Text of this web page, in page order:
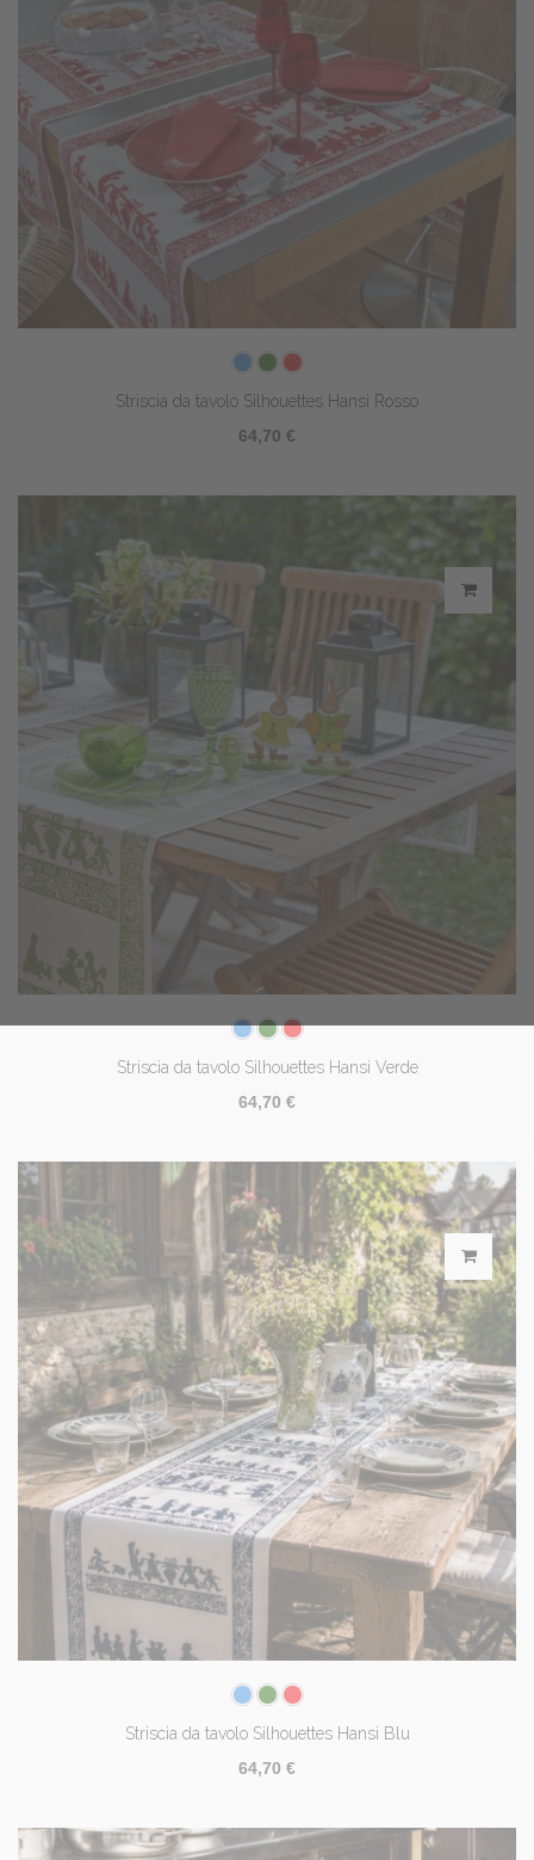
Striscia da tavolo Silhouettes Hansi Rosso
64,70 €
Striscia da tavolo Silhouettes Hansi Verde
64,70 €
Striscia da tavolo Silhouettes Hansi Blu
64,70 €